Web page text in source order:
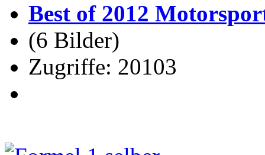
Best of 2012
(6 Bilder)
Zugriffe: 20103